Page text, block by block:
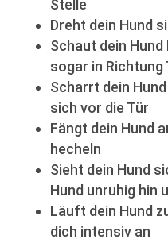
Stelle
Dreht dein Hund
Schaut dein
sogar in Richtung
Scharrt dein
sich vor die Tür
Fängt dein Hund
hecheln
Sieht dein Hund
Hund unruhig hin
Läuft dein Hund
dich intensiv an